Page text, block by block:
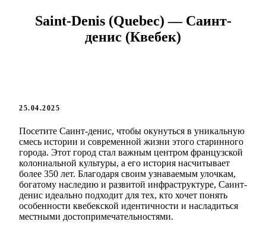
Saint-Denis (Quebec) — Саинт-
денис (Квебек)
25.04.2025
Посетите Саинт-денис, чтобы окунуться в уникальную
смесь истории и современной жизни этого старинного
города. Этот город стал важным центром французской
колониальной культуры, а его история насчитывает
более 350 лет. Благодаря своим узнаваемым улочкам,
богатому наследию и развитой инфраструктуре, Саинт-
денис идеально подходит для тех, кто хочет понять
особенности квебекской идентичности и насладиться
местными достопримечательностями.